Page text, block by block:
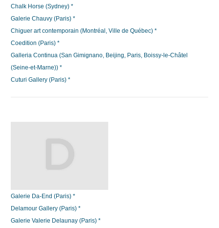
Chalk Horse (Sydney) *
Galerie Chauvy (Paris) *
Chiguer art contemporain (Montréal, Ville de Québec) *
Coedition (Paris) *
Galleria Continua (San Gimignano, Beijing, Paris, Boissy-le-Châtel
(Seine-et-Marne)) *
Cuturi Gallery (Paris) *
Galerie Da-End (Paris) *
Delamour Gallery (Paris) *
Galerie Valerie Delaunay (Paris) *